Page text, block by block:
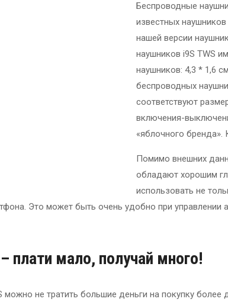
Беспроводные
известных
нашей версии
наушников i9S TWS
наушников: 4,3 * 1,6
беспроводных
соответствуют
включения-
«яблочного бренда».
Помимо внешних
обладают хорошим
использовать не
Это может быть очень удобно при
плати мало, получай много!
не тратить большие деньги на покупку более